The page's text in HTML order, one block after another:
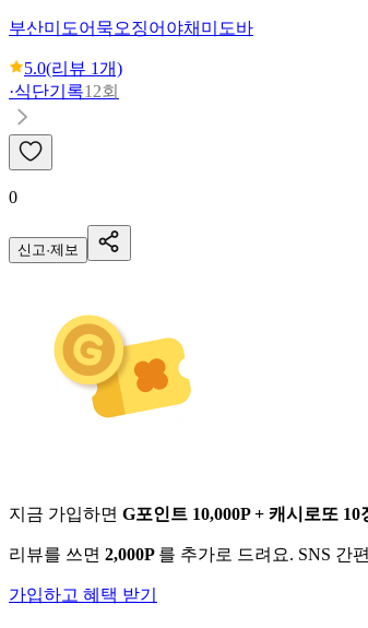
부산미도어묵오징어야채미도바
5.0(리뷰 1개)
·식단기록12회
0
신고·제보
지금 가입하면 G포인트 10,000P + 캐시로또 10
리뷰를 쓰면 2,000P 를 추가로 드려요. SNS 간
가입하고 혜택 받기